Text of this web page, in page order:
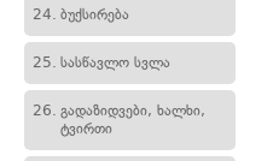
24. ბუქსირება
25. სასწავლო სვლა
26. გადაზიდვები, ხალხი,
ტვირთი